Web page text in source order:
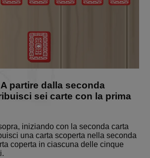
partire dalla seconda
sei carte con la prima
iniziando con la seconda carta
una carta scoperta nella seconda
coperta in ciascuna delle cinque